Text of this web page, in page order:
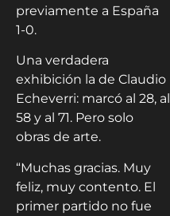
previamente a España
1-0.
Una verdadera
exhibición la de Claudio
Echeverri: marcó al 28, al
58 y al 71. Pero solo
obras de arte.
“Muchas gracias. Muy
feliz, muy contento. El
primer partido no fue